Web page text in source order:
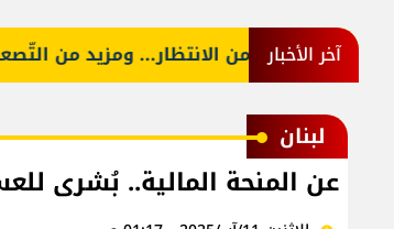
آخر الأخبار
شهرين من الانتظار... ومزيد من التّصعيد؟
لبنان
عن المنحة المالية.. بُشرى